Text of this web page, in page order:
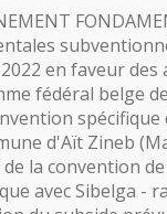
en faveur
fédéral belge
d'Aït Zineb
la convention
avec Sibelga -